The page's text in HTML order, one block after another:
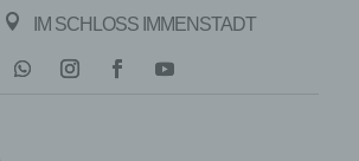
 IM SCHLOSS IMMENSTADT